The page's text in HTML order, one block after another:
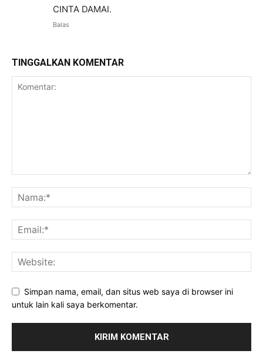
CINTA DAMAI.
Balas
TINGGALKAN KOMENTAR
Simpan nama, email, dan situs web saya di browser ini
untuk lain kali saya berkomentar.